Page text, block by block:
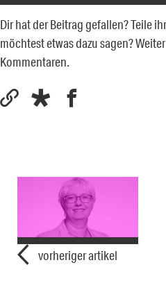
Dir hat der Beitrag gefallen? Teile
möchtest etwas dazu sagen?
Kommentaren.
vorheriger artikel